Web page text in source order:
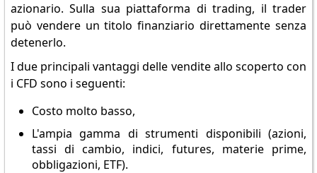
azionario. Sulla sua piattaforma di trading, il trader
può vendere un titolo finanziario direttamente senza
detenerlo.
I due principali vantaggi delle vendite allo scoperto con
i CFD sono i seguenti:
Costo molto basso,
L'ampia gamma di strumenti disponibili (azioni,
tassi di cambio, indici, futures, materie prime,
obbligazioni, ETF).